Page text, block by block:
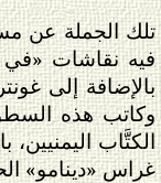
تلك الجملة عن
فيه نقاشات «في
بالإضافة إلى
وكاتب هذه
الكتَّاب
غراس «دينامو»